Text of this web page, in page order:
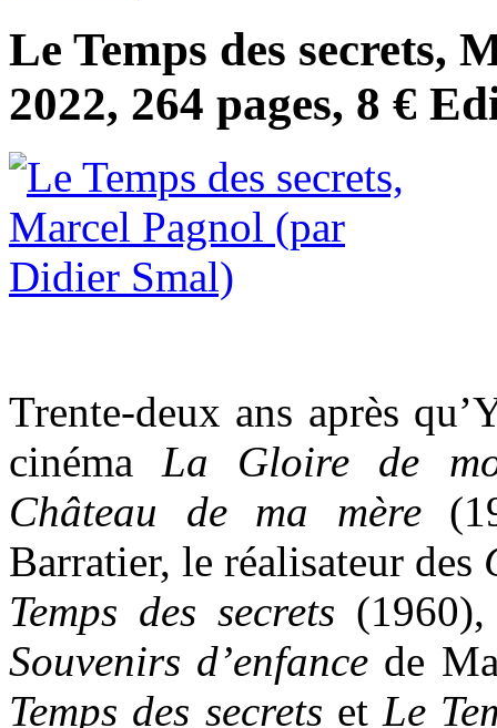
Le Temps des secrets,
2022, 264 pages, 8 €
Trente-deux ans après
cinémaLa Gloire de
Château de ma mère
Barratier, le réalisateur des
Temps des secrets
Souvenirs d’enfance de
Temps des secrets et Le